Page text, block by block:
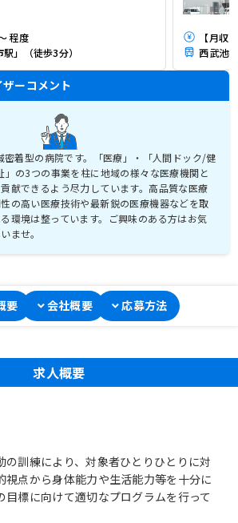
程度
」（徒歩3分）
【月収
西武池
ーコメント
着型の病院です。「医療」・「人間ドック/健
の3つの事業を柱に地域の様々な医療機関と
献できるよう尽力しています。高品質な医療
の高い医療技術や最新鋭の医療機器などを取
環境は整っています。ご興味のある方はお気
ませ。
要 会社概要 応募方法
求人概要
の訓練により、対象者ひとりひとりに対
視点から身体能力や生活能力等を十分に
目標に向けて適切なプログラムを行って